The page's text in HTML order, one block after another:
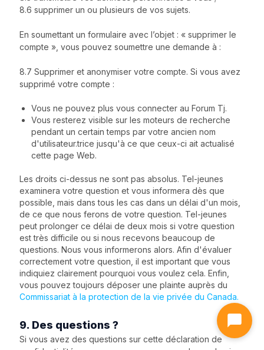
8.6 supprimer un ou plusieurs de vos sujets.
En soumettant un formulaire avec l’objet : « supprimer le
compte », vous pouvez soumettre une demande à :
8.7 Supprimer et anonymiser votre compte. Si vous avez
supprimé votre compte :
Vous ne pouvez plus vous connecter au Forum Tj.
Vous resterez visible sur les moteurs de recherche
pendant un certain temps par votre ancien nom
d'utilisateur.trice jusqu'à ce que ceux-ci ait actualisé
cette page Web.
Les droits ci-dessus ne sont pas absolus. Tel-jeunes
examinera votre question et vous informera dès que
possible, mais dans tous les cas dans un délai d'un mois,
de ce que nous ferons de votre question. Tel-jeunes
peut prolonger ce délai de deux mois si votre question
est très difficile ou si nous recevons beaucoup de
questions. Nous vous informerons alors. Afin d'évaluer
correctement votre question, il est important que vous
indiquiez clairement pourquoi vous voulez cela. Enfin,
vous pouvez toujours déposer une plainte auprès du
Commissariat à la protection de la vie privée du Canada.
9. Des questions ?
Si vous avez des questions sur cette déclaration de